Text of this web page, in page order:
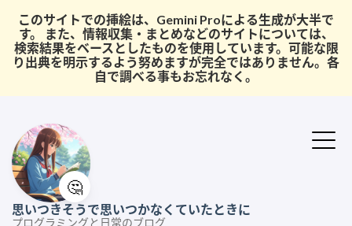
このサイトでの挿絵は、Gemini Proによる生成が大半で
す。 また、情報収集・まとめなどのサイトについては、
検索結果をベースとしたものを使用しています。可能な限
り出典を明示するよう努めますが完全ではありません。各
自で調べる事もお忘れなく。
🤔
思いつきそうで思いつかなくていたときに
プログラミングと日常のブログ